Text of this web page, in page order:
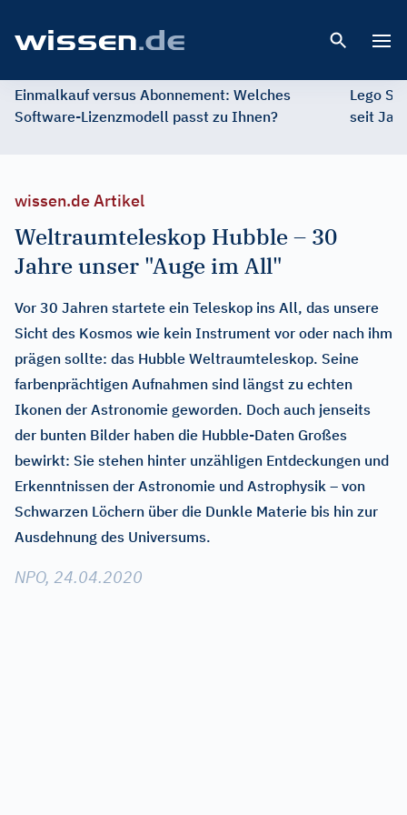
Einmalkauf versus Abonnement: Welches
Software-Lizenzmodell passt zu Ihnen?
Lego
seit
wissen.de Artikel
Weltraumteleskop Hubble – 30
Jahre unser "Auge im All"
Vor 30 Jahren startete ein Teleskop ins All, das unsere
Sicht des Kosmos wie kein Instrument vor oder nach ihm
prägen sollte: das Hubble Weltraumteleskop. Seine
farbenprächtigen Aufnahmen sind längst zu echten
Ikonen der Astronomie geworden. Doch auch jenseits
der bunten Bilder haben die Hubble-Daten Großes
bewirkt: Sie stehen hinter unzähligen Entdeckungen und
Erkenntnissen der Astronomie und Astrophysik – von
Schwarzen Löchern über die Dunkle Materie bis hin zur
Ausdehnung des Universums.
NPO, 24.04.2020